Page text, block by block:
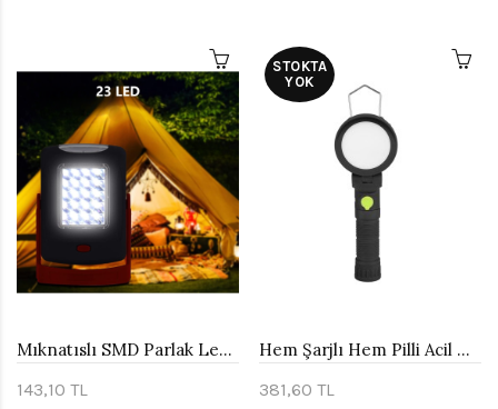
Mıknatıslı SMD Parlak Led Lamba Watton Wt-311
143,10 TL
STOKTA
YOK
Hem Şarjlı Hem Pilli Acil Durum Oto Lambası Wt-299
381,60 TL